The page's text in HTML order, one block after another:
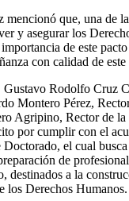
que, una de
y asegurar los
de este
con calidad de este
Rodolfo Cruz
Montero Pérez,
Agripino, Rector de
por cumplir con el
Doctorado, el cual
de
destinados a la
los Derechos Humanos.